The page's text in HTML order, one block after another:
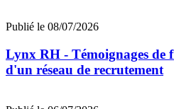
Publié le 08/07/2026
Lynx RH - Témoignages de
d'un réseau de recrutement